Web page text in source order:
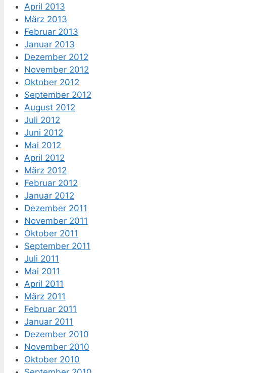
April 2013
März 2013
Februar 2013
Januar 2013
Dezember 2012
November 2012
Oktober 2012
September 2012
August 2012
Juli 2012
Juni 2012
Mai 2012
April 2012
März 2012
Februar 2012
Januar 2012
Dezember 2011
November 2011
Oktober 2011
September 2011
Juli 2011
Mai 2011
April 2011
März 2011
Februar 2011
Januar 2011
Dezember 2010
November 2010
Oktober 2010